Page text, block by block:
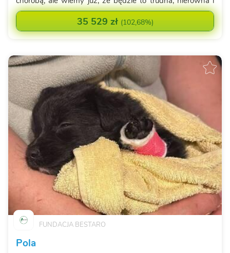
niezwykle kosztowna walka. Nosówka to choroba, która
może pojawiać się w sk...
35 529 zł (102,68%)
FUNDACJA BESTARO
Pola